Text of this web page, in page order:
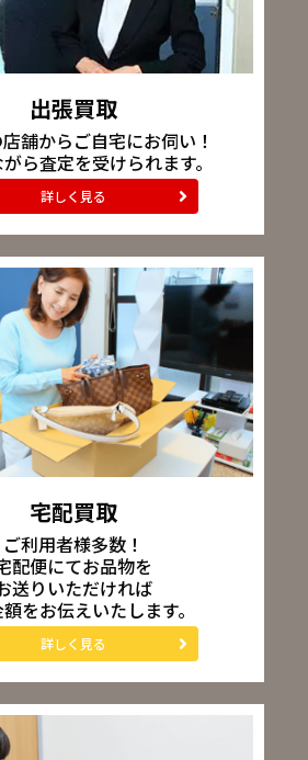
出張買取
舗からご自宅にお伺い！
ら査定を受けられます。
詳しく見る
宅配買取
ご利用者様多数！
配便にてお品物を
送りいただければ
をお伝えいたします。
詳しく見る